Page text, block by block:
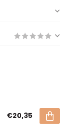
€20,35